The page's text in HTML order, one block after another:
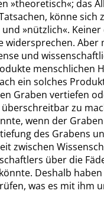
»theoretisch«; das
könne
und »nützlich«.
widersprechen. Aber
und
menschlichen
ein solches
Graben vertiefen
zu
wenn der
des Grabens
zwischen
über die
Deshalb
was es mit ihm